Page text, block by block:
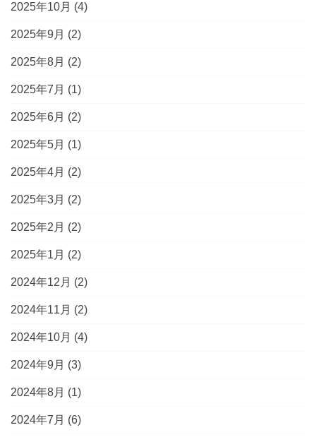
2025年10月 (4)
2025年9月 (2)
2025年8月 (2)
2025年7月 (1)
2025年6月 (2)
2025年5月 (1)
2025年4月 (2)
2025年3月 (2)
2025年2月 (2)
2025年1月 (2)
2024年12月 (2)
2024年11月 (2)
2024年10月 (4)
2024年9月 (3)
2024年8月 (1)
2024年7月 (6)